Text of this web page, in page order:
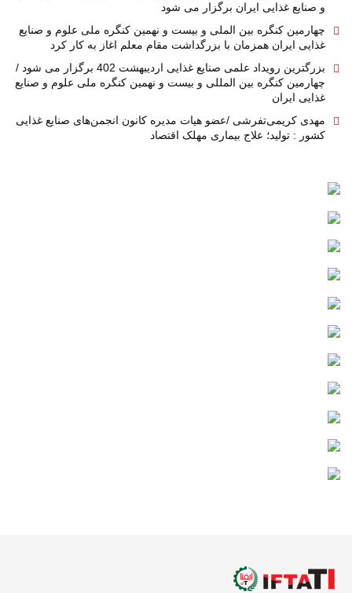
و صنایع غذایی ایران برگزار می شود
چهارمین کنگره بین الملی و بیست و نهمین کنگره ملی علوم و صنایع
غذایی ایران همزمان با بزرگداشت مقام معلم اغاز به کار کرد
بزرگترین رویداد علمی صنایع غذایی اردیبهشت 402 برگزار می شود /
چهارمین کنگره بین المللی و بیست و نهمین کنگره ملی علوم و صنایع
غذایی ایران
مهدی کریمی‌تفرشی /عضو هیات مدیره کانون انجمن‌های صنایع غذایی
کشور : تولید؛ علاج بیماری مهلک اقتصاد